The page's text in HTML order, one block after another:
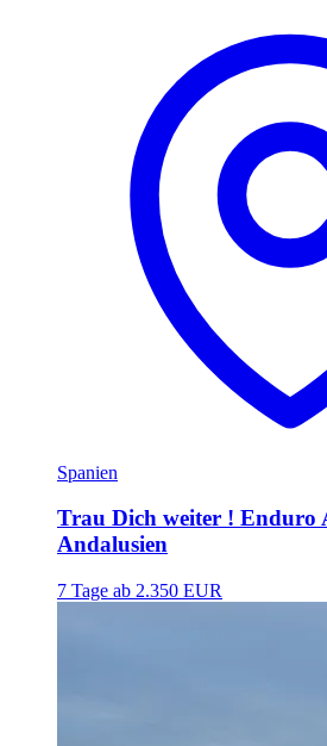
Spanien
Trau Dich weiter ! Enduro
Andalusien
7 Tage ab 2.350 EUR